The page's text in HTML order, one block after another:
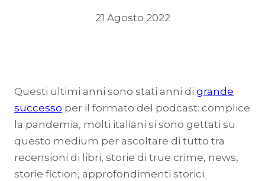
21 Agosto 2022
Questi ultimi anni sono stati anni di grande
successo per il formato del podcast: complice
la pandemia, molti italiani si sono gettati su
questo medium per ascoltare di tutto tra
recensioni di libri, storie di true crime, news,
storie fiction, approfondimenti storici.